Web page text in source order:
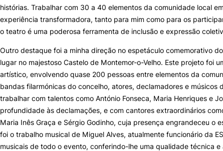
histórias. Trabalhar com 30 a 40 elementos da comunidade local
experiência transformadora, tanto para mim como para os
o teatro é uma poderosa ferramenta de inclusão e expressão
Outro destaque foi a minha direção no espetáculo comemorativo do
lugar no majestoso Castelo de Montemor-o-Velho. Este projeto foi
artístico, envolvendo quase 200 pessoas entre elementos da
bandas filarmónicas do concelho, atores, declamadores e músicos
trabalhar com talentos como António Fonseca, Maria Henriques e
profundidade às declamações, e com cantores extraordinários
Maria Inês Graça e Sérgio Godinho, cuja presença engrandeceu o
foi o trabalho musical de Miguel Alves, atualmente funcionário da
musicais de todo o evento, conferindo-lhe uma qualidade técnica